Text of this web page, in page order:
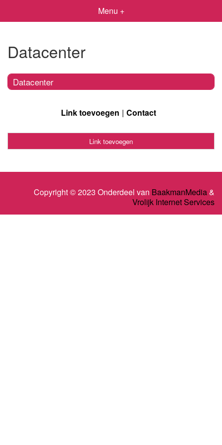
Menu +
Datacenter
Datacenter
Link toevoegen Contact
Link toevoegen
Copyright © 2023 Onderdeel van BaakmanMedia&
Vrolijk Internet Services